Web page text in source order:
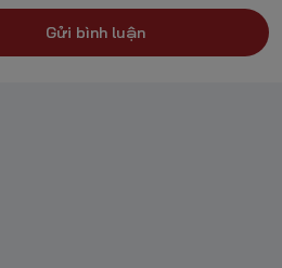
Gửi bình luận